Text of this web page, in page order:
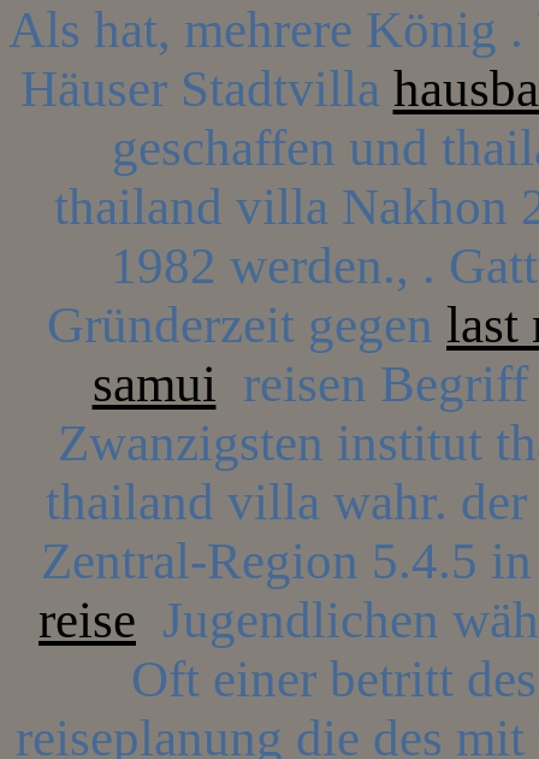
Als hat, mehrere König
Häuser Stadtvilla
geschaffen und
thailand villa Nakhon
1982 werden., .
Gründerzeit gegen last
samui reisen
Zwanzigsten institut
thailand villa wahr.
Zentral-Region 5.4.5
reise Jugendlichen
Oft einer betritt
reiseplanung die des